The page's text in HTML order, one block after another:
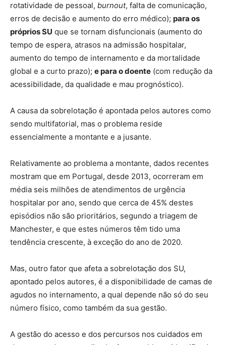
rotatividade de pessoal, burnout, falta de comunicação,
erros de decisão e aumento do erro médico); para os
próprios SU que se tornam disfuncionais (aumento do
tempo de espera, atrasos na admissão hospitalar,
aumento do tempo de internamento e da mortalidade
global e a curto prazo); e para o doente (com redução da
acessibilidade, da qualidade e mau prognóstico).
A causa da sobrelotação é apontada pelos autores como
sendo multifatorial, mas o problema reside
essencialmente a montante e a jusante.
Relativamente ao problema a montante, dados recentes
mostram que em Portugal, desde 2013, ocorreram em
média seis milhões de atendimentos de urgência
hospitalar por ano, sendo que cerca de 45% destes
episódios não são prioritários, segundo a triagem de
Manchester, e que estes números têm tido uma
tendência crescente, à exceção do ano de 2020.
Mas, outro fator que afeta a sobrelotação dos SU,
apontado pelos autores, é a disponibilidade de camas de
agudos no internamento, a qual depende não só do seu
número físico, como também da sua gestão.
A gestão do acesso e dos percursos nos cuidados em